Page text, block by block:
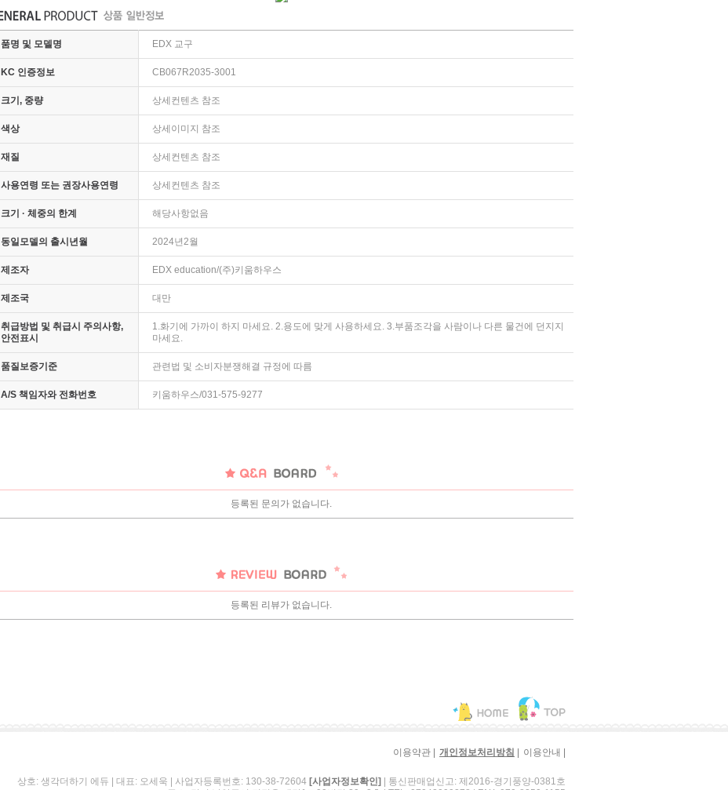
품명 및 모델명 EDX 교구
KC 인증정보 CB067R2035-3001
크기, 중량 상세컨텐츠 참조
색상 상세이미지 참조
재질 상세컨텐츠 참조
사용연령 또는 권장사용연령 상세컨텐츠 참조
크기 · 체중의 한계 해당사항없음
동일모델의 출시년월 2024년2월
제조자 EDX education/(주)키움하우스
제조국 대만
취급방법 및 취급시 주의사항,
안전표시
1.화기에 가까이 하지 마세요. 2.용도에 맞게 사용하세요. 3.부품조각을 사람이나 다른 물건에 던지지
마세요.
품질보증기준 관련법 및 소비자분쟁해결 규정에 따름
A/S 책임자와 전화번호 키움하우스/031-575-9277
등록된 문의가 없습니다.
등록된 리뷰가 없습니다.
이용약관 개인정보처리방침 이용안내
상호: 생각더하기 에듀 | 대표: 오세욱 | 사업자등록번호: 130-38-72604 [사업자정보확인] | 통신판매업신고: 제2016-경기풍양-0381호